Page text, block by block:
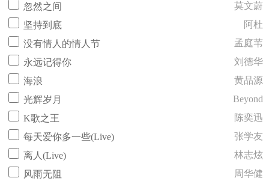
忽然之间
莫文蔚
坚持到底
阿杜
没有情人的情人节
孟庭苇
永远记得你
刘德华
海浪
黄品源
光辉岁月
Beyond
K歌之王
陈奕迅
每天爱你多一些(Live)
张学友
离人(Live)
林志炫
风雨无阻
周华健